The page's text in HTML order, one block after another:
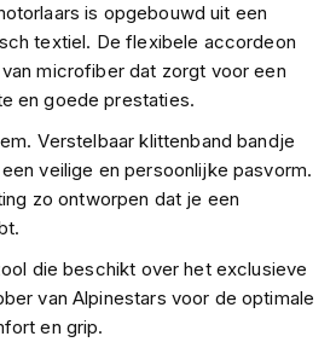
is opgebouwd uit een
textiel. De flexibele accordeon
microfiber dat zorgt voor een
en goede prestaties.
Verstelbaar klittenband bandje
veilige en persoonlijke pasvorm.
zo ontworpen dat je een
die beschikt over het exclusieve
van Alpinestars voor de optimale
en grip.